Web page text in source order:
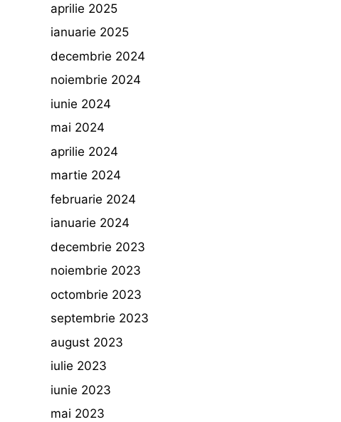
aprilie 2025
ianuarie 2025
decembrie 2024
noiembrie 2024
iunie 2024
mai 2024
aprilie 2024
martie 2024
februarie 2024
ianuarie 2024
decembrie 2023
noiembrie 2023
octombrie 2023
septembrie 2023
august 2023
iulie 2023
iunie 2023
mai 2023